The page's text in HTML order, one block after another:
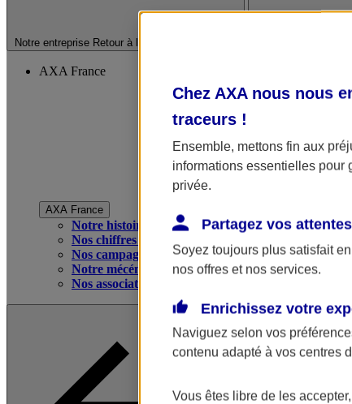
Notre entreprise Retour à la section précédente
AXA France
AXA France
Notre histoire
Nos chiffres clés
Nos campagnes publicitaires
Notre mécénat
Nos associations
Chez AXA nous nous
traceurs !
Ensemble, mettons fin aux
informations essentielles pour
privée.
Partagez vos attentes
Soyez toujours plus satisfait
nos offres et nos services.
Enrichissez votre
Naviguez selon vos
contenu adapté à vos centres
Vous êtes libre de les